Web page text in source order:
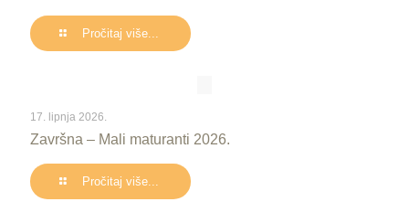
Pročitaj više...
17. lipnja 2026.
Završna – Mali maturanti 2026.
Pročitaj više...